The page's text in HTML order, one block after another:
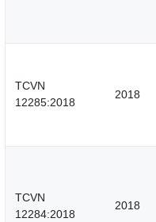
TCVN
12285:2018
2018
TCVN
12284:2018
2018